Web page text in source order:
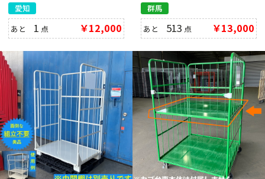
愛知
あと 1 点 ￥12,000
群馬
あと 513 点 ￥13,000